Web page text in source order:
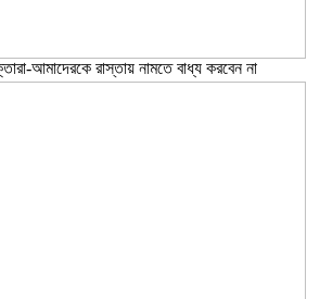
আমাদেরকে রাস্তায় নামতে বাধ্য করবেন না